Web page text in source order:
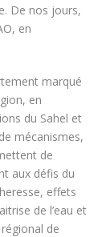
De nos jours,
en
marqué
en
du Sahel et
mécanismes,
de
aux défis du
effets
de l’eau et
de